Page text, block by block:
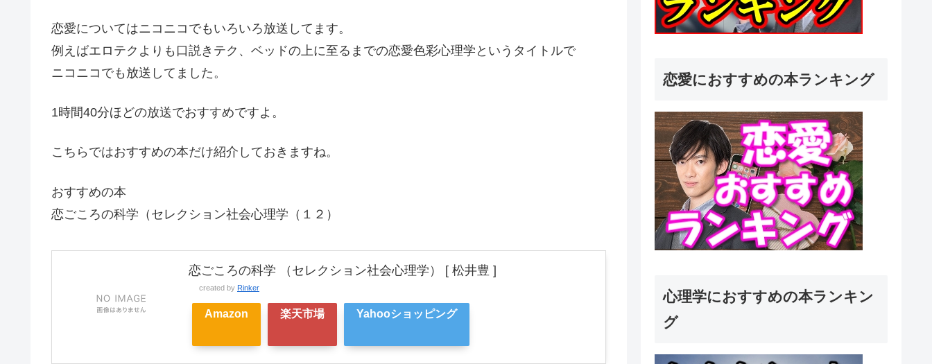
恋愛についてはニコニコでもいろいろ放送してます。
例えばエロテクよりも口説きテク、ベッドの上に至るまでの恋愛色彩心理学というタイトルで
ニコニコでも放送してました。
1時間40分ほどの放送でおすすめですよ。
こちらではおすすめの本だけ紹介しておきますね。
おすすめの本
恋ごころの科学（セレクション社会心理学（１２）
恋ごころの科学 （セレクション社会心理学） [ 松井豊 ]
created by Rinker
Amazon 楽天市場 Yahooショッピング
恋愛におすすめの本ランキング
心理学におすすめの本ランキン
グ